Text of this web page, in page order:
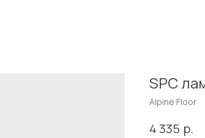
SPC
Alpine Floor
4 335 р.